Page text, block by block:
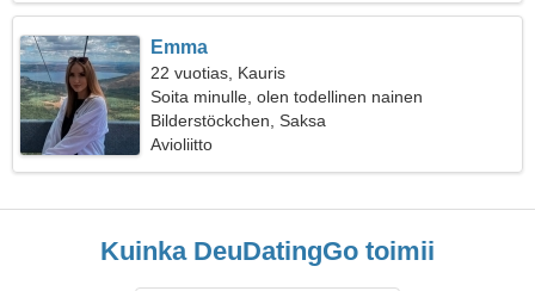
Emma
22 vuotias, Kauris
Soita minulle, olen todellinen nainen
Bilderstöckchen, Saksa
Avioliitto
Kuinka DeuDatingGo toimii